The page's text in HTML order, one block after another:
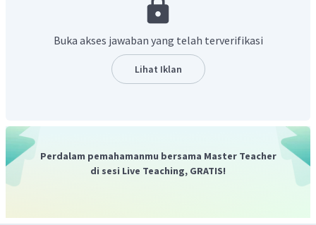
Buka akses jawaban yang telah terverifikasi
Lihat Iklan
Perdalam pemahamanmu bersama Master Teacher
di sesi Live Teaching, GRATIS!